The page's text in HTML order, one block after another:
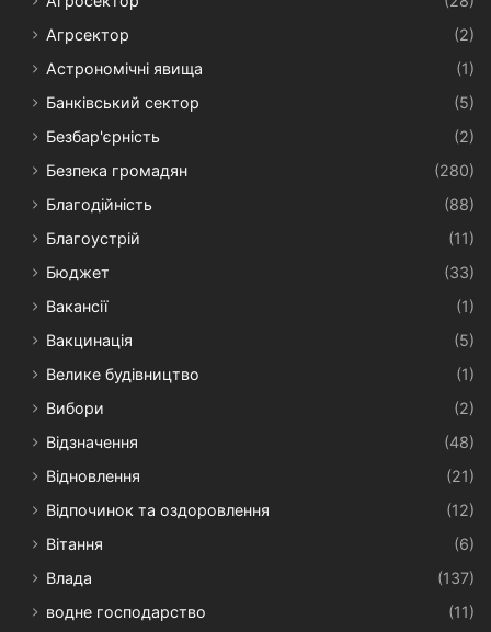
Агрсектор
(2)
Астрономічні явища
(1)
Банківський сектор
(5)
Безбар'єрність
(2)
Безпека громадян
(280)
Благодійність
(88)
Благоустрій
(11)
Бюджет
(33)
Вакансії
(1)
Вакцинація
(5)
Велике будівництво
(1)
Вибори
(2)
Відзначення
(48)
Відновлення
(21)
Відпочинок та оздоровлення
(12)
Вітання
(6)
Влада
(137)
водне господарство
(11)